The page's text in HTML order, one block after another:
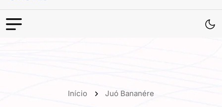
Início Juó Bananére